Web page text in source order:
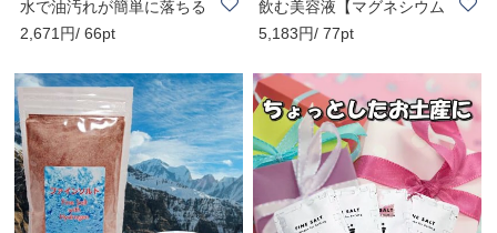
水で油汚れが簡単に落ちる
安心・安全な強..
2,671円/ 66pt
飲む美容液【マグネシウム
＋酸素高濃度水..
5,183円/ 77pt